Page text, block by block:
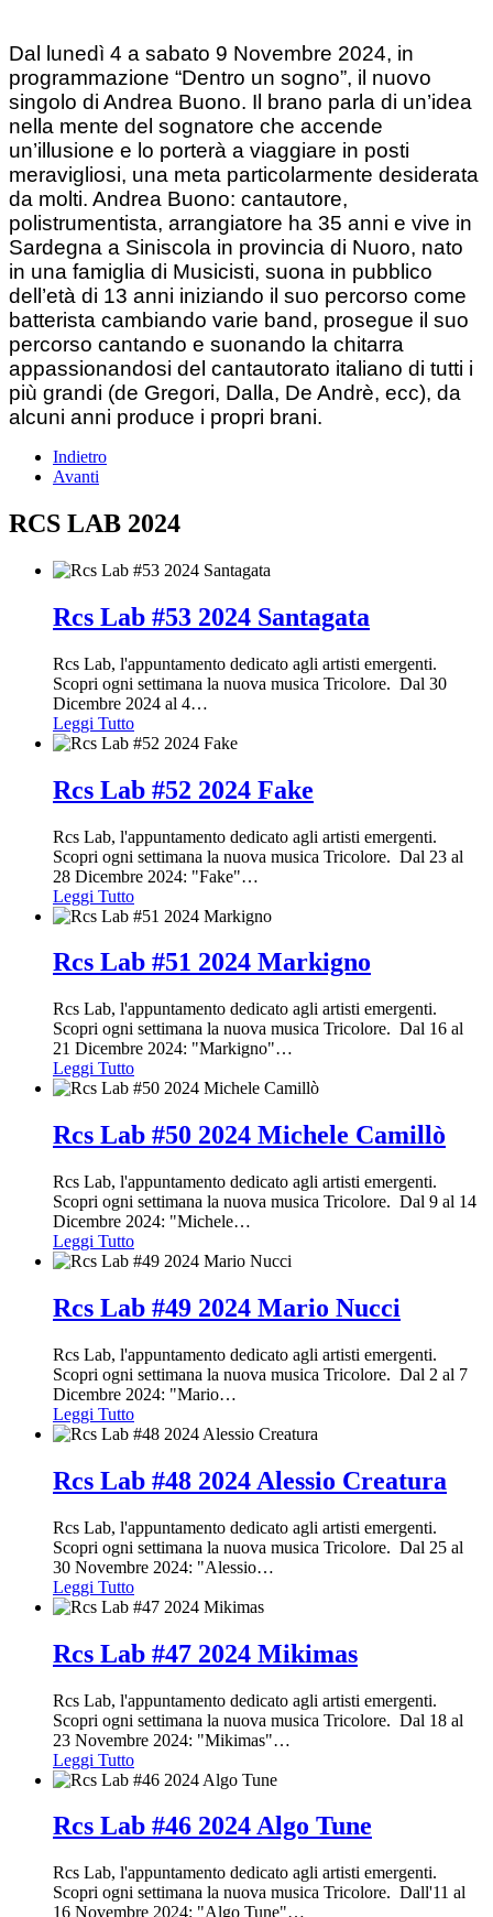
Dal lunedì 4 a sabato 9 Novembre 2024, in
programmazione “Dentro un sogno”, il nuovo
singolo di Andrea Buono. Il brano parla di un’idea
nella mente del sognatore che accende
un’illusione e lo porterà a viaggiare in posti
meravigliosi, una meta particolarmente desiderata
da molti. Andrea Buono: cantautore,
polistrumentista, arrangiatore ha 35 anni e vive in
Sardegna a Siniscola in provincia di Nuoro, nato
in una famiglia di Musicisti, suona in pubblico
dell’età di 13 anni iniziando il suo percorso come
batterista cambiando varie band, prosegue il suo
percorso cantando e suonando la chitarra
appassionandosi del cantautorato italiano di tutti i
più grandi (de Gregori, Dalla, De Andrè, ecc), da
alcuni anni produce i propri brani.
Indietro
Avanti
RCS LAB 2024
Rcs Lab #53 2024 Santagata
Rcs Lab, l'appuntamento dedicato agli artisti emergenti.
Scopri ogni settimana la nuova musica Tricolore. Dal 30
Dicembre 2024 al 4…
Leggi Tutto
Rcs Lab #52 2024 Fake
Rcs Lab, l'appuntamento dedicato agli artisti emergenti.
Scopri ogni settimana la nuova musica Tricolore. Dal 23 al
28 Dicembre 2024: "Fake"…
Leggi Tutto
Rcs Lab #51 2024 Markigno
Rcs Lab, l'appuntamento dedicato agli artisti emergenti.
Scopri ogni settimana la nuova musica Tricolore. Dal 16 al
21 Dicembre 2024: "Markigno"…
Leggi Tutto
Rcs Lab #50 2024 Michele Camillò
Rcs Lab, l'appuntamento dedicato agli artisti emergenti.
Scopri ogni settimana la nuova musica Tricolore. Dal 9 al 14
Dicembre 2024: "Michele…
Leggi Tutto
Rcs Lab #49 2024 Mario Nucci
Rcs Lab, l'appuntamento dedicato agli artisti emergenti.
Scopri ogni settimana la nuova musica Tricolore. Dal 2 al 7
Dicembre 2024: "Mario…
Leggi Tutto
Rcs Lab #48 2024 Alessio Creatura
Rcs Lab, l'appuntamento dedicato agli artisti emergenti.
Scopri ogni settimana la nuova musica Tricolore. Dal 25 al
30 Novembre 2024: "Alessio…
Leggi Tutto
Rcs Lab #47 2024 Mikimas
Rcs Lab, l'appuntamento dedicato agli artisti emergenti.
Scopri ogni settimana la nuova musica Tricolore. Dal 18 al
23 Novembre 2024: "Mikimas"…
Leggi Tutto
Rcs Lab #46 2024 Algo Tune
Rcs Lab, l'appuntamento dedicato agli artisti emergenti.
Scopri ogni settimana la nuova musica Tricolore. Dall'11 al
16 Novembre 2024: "Algo Tune"…